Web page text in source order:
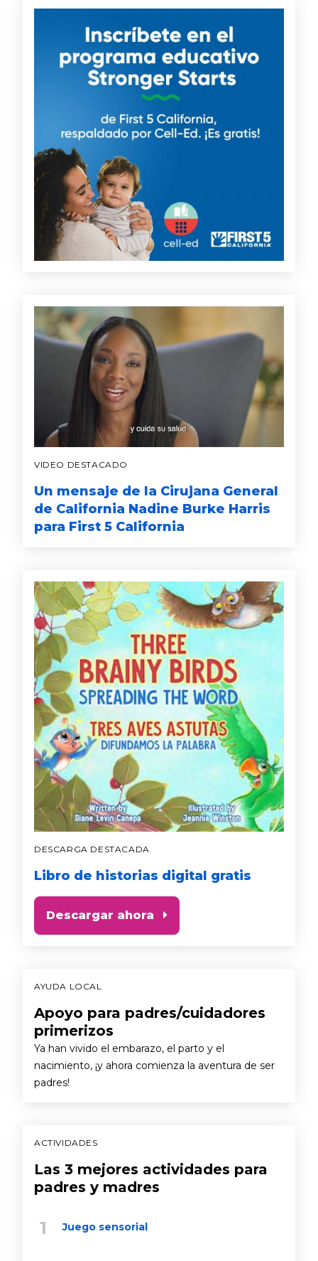
VIDEO DESTACADO
Un mensaje de la Cirujana General
de California Nadine Burke Harris
para First 5 California
DESCARGA DESTACADA
Libro de historias digital gratis
Descargar ahora
AYUDA LOCAL
Apoyo para padres/cuidadores
primerizos
Ya han vivido el embarazo, el parto y el
nacimiento, ¡y ahora comienza la aventura de ser
padres!
ACTIVIDADES
Las 3 mejores actividades para
padres y madres
Juego sensorial